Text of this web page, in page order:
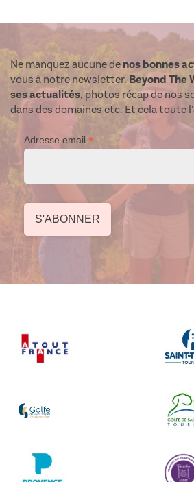
Ne manquez aucune denos bonnes
vous à notre newsletter. Beyond The
ses actualités, photos récap de nos
dans des domaines etc. Et cela toute
Adresse email *